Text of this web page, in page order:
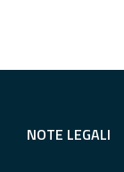
NOTE LEGALI